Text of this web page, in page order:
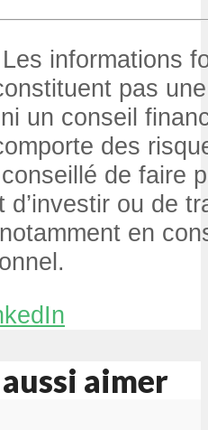
Les informations
pas
un conseil
des
de faire
d’investir ou de
en
aimer